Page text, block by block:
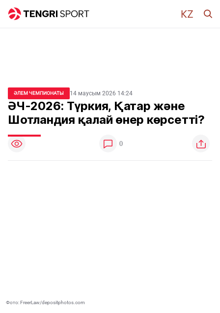
ӘЛЕМ ЧЕМПИОНАТЫ 14 маусым 2026 14:24
ӘЧ-2026: Түркия, Қатар және
Шотландия қалай өнер көрсетті?
0
Фото: FreerLaw/depositphotos.com